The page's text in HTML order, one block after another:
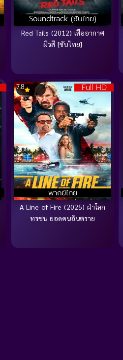
Soundtrack (ซับไทย)
Red Tails (2012) เสืออากาศ
ผิวสี [ซับไทย]
Full HD
พากย์ไทย
7.8
A Line of Fire (2025) ฝ่าโลก
ทรชน ยอดคนอันตราย